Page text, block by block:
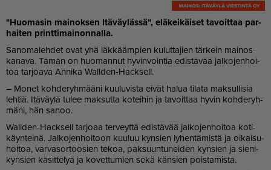
"Huo­ma­sin mai­nok­sen Itä­väy­läs­sä", elä­kei­käi­set ta­voit­taa par­
hai­ten print­ti­mai­non­nal­la.
Sa­no­ma­leh­det ovat yhä iäk­kääm­pien ku­lut­ta­jien tär­kein mai­nos­
ka­na­va. Tä­män on huo­man­nut hy­vin­voin­tia edis­tä­vää jal­ko­jen­hoi­
toa tar­jo­a­va An­ni­ka Wal­l­den-Hack­sell.
– Mo­net koh­de­ryh­mää­ni kuu­lu­vis­ta ei­vät ha­lua ti­la­ta mak­sul­li­sia
leh­tiä. Itä­väy­lä tu­lee mak­sut­ta ko­tei­hin ja ta­voit­taa hy­vin koh­de­ryh­
mä­ni, hän sa­noo.
Wal­l­den-Hack­sell tar­jo­aa ter­veyt­tä edis­tä­vää jal­ko­jen­hoi­toa ko­ti­
käyn­tei­nä. Jal­ko­jen­hoi­toon kuu­luu kyn­sien ly­hen­tä­mis­tä ja oi­kai­su­
hoi­toa, var­va­sor­too­sien te­koa, pak­suun­tu­nei­den kyn­sien ja sie­ni­
kyn­sien kä­sit­te­lyä ja ko­vet­tu­mien sekä kän­sien pois­ta­mis­ta.